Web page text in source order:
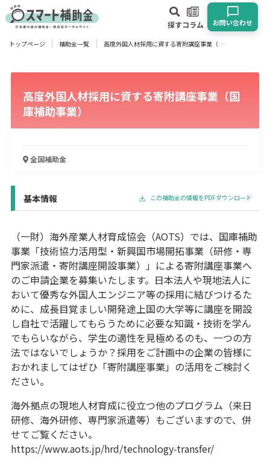
探すコラム お問い合わせ
対象
企業 団体 個人 その他
エリア
物流・運輸業 情報通信業 卸売･小売業
飲食業
建設･不動産業
サービス業 医療･福祉 農業･林業
漁業
使い道
経営改善・経営強化 販路拡大 海外展開 設備投資
IT導入
人材採用・雇用
人材育成・福利厚生
特許・知的財産
起業・創業
事業承継 災害・被災者支援
コロナ関連
環境・省エネ
テレワーク
受付中のみ
トップページ 補助金一覧 高度外国人材採用に資する寄附講座事業（国庫補助事業）
高度外国人材採用に資する寄附講座事業（国
庫補助事業）
全国補助金
基本情報 この補助金の情報をPDFダウンロード
（一財）海外産業人材育成協会（AOTS）では、国庫補助
事業「技術協力活用型・新興国市場開拓事業（研修・専
門家派遣・寄附講座開設事業）」による寄附講座事業へ
のご申請企業を募集いたします。日本法人や現地法人に
おいて優秀な外国人エンジニア等の採用に結びつけるた
めに、成長目覚ましい開発途上国の大学等に講座を開設
し自社で活躍してもらうために必要な知識・技術を学ん
でもらいながら、学生の適性を見極めるのも、一つの方
法ではないでしょうか？採用をご計画中の企業の皆様に
おかれましてはぜひ「寄附講座事業」の活用をご検討く
ださい。
海外拠点の現地人材育成に役立つ他のプログラム（来日
研修、海外研修、専門家派遣等）もございますので、併
せてご覧ください。
https://www.aots.jp/hrd/technology-transfer/